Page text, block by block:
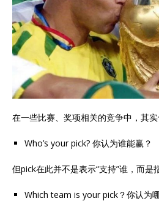
在一些比赛、奖项相关的竞争中，其实
Who’s your pick? 你认为谁能赢？
但pick在此并不是表示“支持”谁，而是
Which team is your pick？你认为